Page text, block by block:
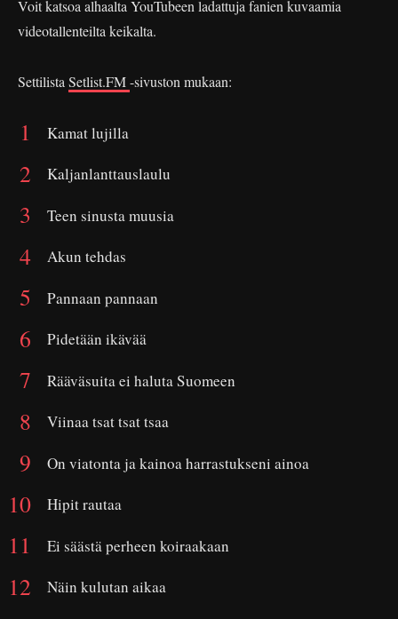
Voit katsoa alhaalta YouTubeen ladattuja fanien kuvaamia
videotallenteilta keikalta.
Settilista Setlist.FM-sivuston mukaan:
Kamat lujilla
Kaljanlanttauslaulu
Teen sinusta muusia
Akun tehdas
Pannaan pannaan
Pidetään ikävää
Rääväsuita ei haluta Suomeen
Viinaa tsat tsat tsaa
On viatonta ja kainoa harrastukseni ainoa
Hipit rautaa
Ei säästä perheen koiraakaan
Näin kulutan aikaa